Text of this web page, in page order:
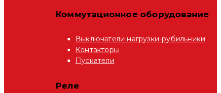
Коммутационное оборудование
Выключатели нагрузки-рубильники
Контакторы
Пускатели
Реле